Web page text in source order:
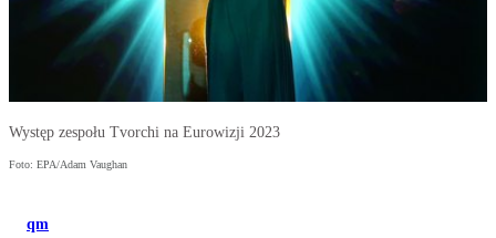
Występ zespołu Tvorchi na Eurowizji 2023
Foto: EPA/Adam Vaughan
qm